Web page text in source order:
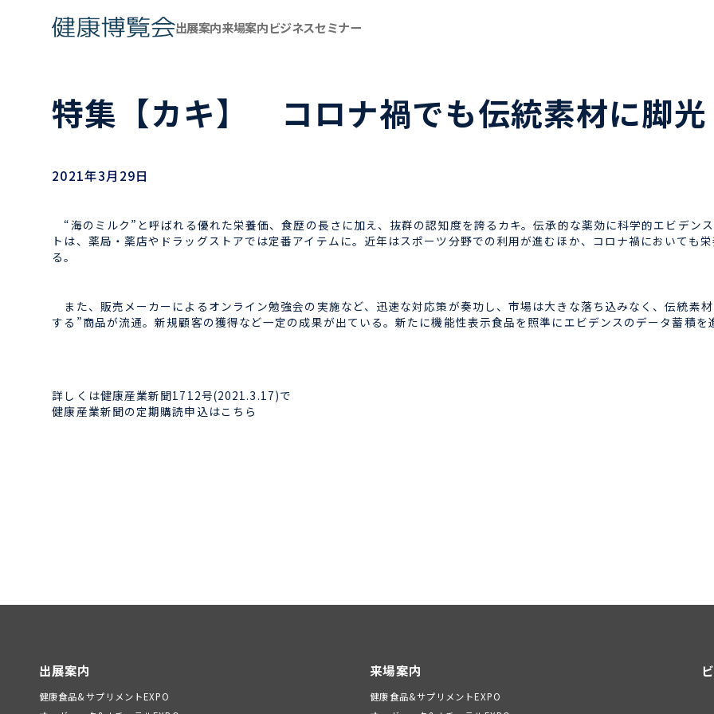
出展案内来場案内ビジネスセミナー
特集【カキ】 コロナ禍でも伝統素材に脚光
2021年3月29日
“海のミルク”と呼ばれる優れた栄養価、食歴の長さに加え、抜群の認知度を誇るカキ。伝承的な薬効に科学的エビデン
トは、薬局・薬店やドラッグストアでは定番アイテムに。近年はスポーツ分野での利用が進むほか、コロナ禍においても
る。
また、販売メーカーによるオンライン勉強会の実施など、迅速な対応策が奏功し、市場は大きな落ち込みなく、伝統素
する”商品が流通。新規顧客の獲得など一定の成果が出ている。新たに機能性表示食品を照準にエビデンスのデータ蓄積を
詳しくは健康産業新聞1712号(2021.3.17)で
健康産業新聞の定期購読申込はこちら
出展案内
健康食品&サプリメントEXPO
来場案内
健康食品&サプリメントEXPO